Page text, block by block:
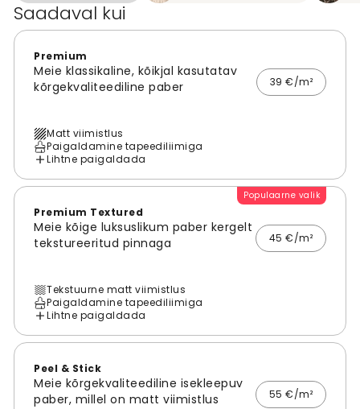
Saadaval kui
Premium
Meie klassikaline, kõikjal kasutatav
kõrgekvaliteediline paber
39 €/m²
Matt viimistlus
Paigaldamine tapeediliimiga
Lihtne paigaldada
Populaarne valik
Premium Textured
Meie kõige luksuslikum paber kergelt
tekstureeritud pinnaga
45 €/m²
Tekstuurne matt viimistlus
Paigaldamine tapeediliimiga
Lihtne paigaldada
Peel & Stick
Meie kõrgekvaliteediline isekleepuv
paber, millel on matt viimistlus
55 €/m²